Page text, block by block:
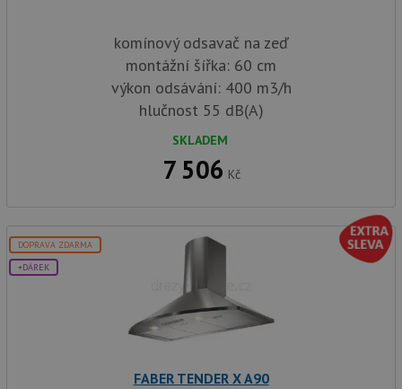
komínový odsavač na zeď
montážní šířka: 60 cm
výkon odsávání: 400 m3/h
hlučnost 55 dB(A)
SKLADEM
7 506 Kč
DOPRAVA ZDARMA
+DÁREK
FABER TENDER X A90